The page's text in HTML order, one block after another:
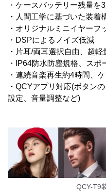
・ケースバッテリー残量を
・人間工学に基づいた装着
・オリジナルミニイヤーフ
・DSPによるノイズ低減
・片耳/両耳選択自由、超軽
・IP64防水防塵規格、スポ
・連続音楽再生約4時間、
・QCYアプリ対応(ボタン
設定、音量調整など)
QCY-T9